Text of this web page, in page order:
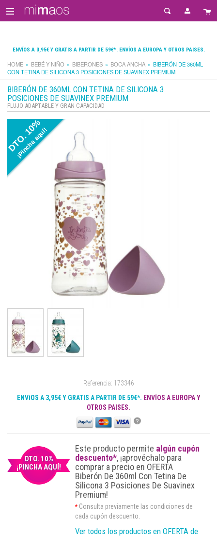
ENVÍOS A 3,95€ Y GRATIS A PARTIR DE 59€*. ENVÍOS A EUROPA Y OTROS PAISES.
HOME BEBÉ Y NIÑO BIBERONES BOCA ANCHA
BIBERÓN DE 360ML
CON TETINA DE SILICONA 3 POSICIONES DE SUAVINEX PREMIUM
BIBERÓN DE 360ML CON TETINA DE SILICONA 3
POSICIONES DE SUAVINEX PREMIUM
FLUJO ADAPTABLE Y GRAN CAPACIDAD
DTO. 10%
¡Pincha aquí!
Referencia: 173346
ENVíOS A 3,95€ Y GRATIS A PARTIR DE 59€*. ENVÍOS A EUROPA Y
OTROS PAISES.
?
DTO. 10%
¡PINCHA AQUÍ!
Este producto permite algún cupón
descuento*, ¡aprovéchalo para
comprar a precio en OFERTA
Biberón De 360ml Con Tetina De
Silicona 3 Posiciones De Suavinex
Premium!
* Consulta previamente las condiciones de
cada cupón descuento.
Ver todos los productos en OFERTA de